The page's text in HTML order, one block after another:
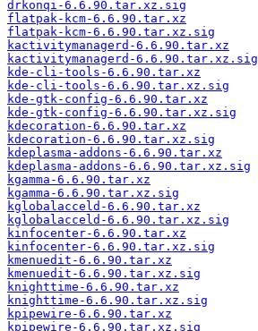
drkonqi-6.6.90.tar.xz.sig
flatpak-kcm-6.6.90.tar.xz
flatpak-kcm-6.6.90.tar.xz.sig
kactivitymanagerd-6.6.90.tar.xz
kactivitymanagerd-6.6.90.tar.xz.sig
kde-cli-tools-6.6.90.tar.xz
kde-cli-tools-6.6.90.tar.xz.sig
kde-gtk-config-6.6.90.tar.xz
kde-gtk-config-6.6.90.tar.xz.sig
kdecoration-6.6.90.tar.xz
kdecoration-6.6.90.tar.xz.sig
kdeplasma-addons-6.6.90.tar.xz
kdeplasma-addons-6.6.90.tar.xz.sig
kgamma-6.6.90.tar.xz
kgamma-6.6.90.tar.xz.sig
kglobalacceld-6.6.90.tar.xz
kglobalacceld-6.6.90.tar.xz.sig
kinfocenter-6.6.90.tar.xz
kinfocenter-6.6.90.tar.xz.sig
kmenuedit-6.6.90.tar.xz
kmenuedit-6.6.90.tar.xz.sig
knighttime-6.6.90.tar.xz
knighttime-6.6.90.tar.xz.sig
kpipewire-6.6.90.tar.xz
kpipewire-6.6.90.tar.xz.sig